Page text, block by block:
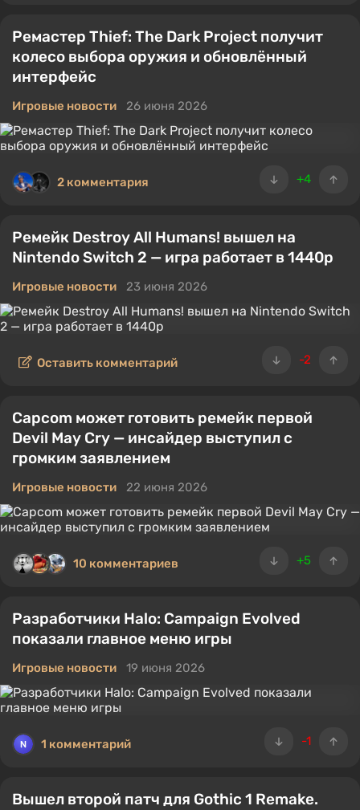
Ремастер Thief: The Dark Project получит
колесо выбора оружия и обновлённый
интерфейс
Игровые новости 26 июня 2026
+4
2 комментария
Ремейк Destroy All Humans! вышел на
Nintendo Switch 2 — игра работает в 1440p
Игровые новости 23 июня 2026
-2
Оставить комментарий
Capcom может готовить ремейк первой
Devil May Cry — инсайдер выступил с
громким заявлением
Игровые новости 22 июня 2026
+5
10 комментариев
Разработчики Halo: Campaign Evolved
показали главное меню игры
Игровые новости 19 июня 2026
-1
1 комментарий
Вышел второй патч для Gothic 1 Remake.